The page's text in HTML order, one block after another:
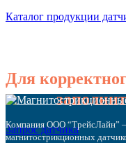
Каталог продукции
Для
Запрос датчика
Компания ООО “ТрейсЛайн” –
магнитострикционных